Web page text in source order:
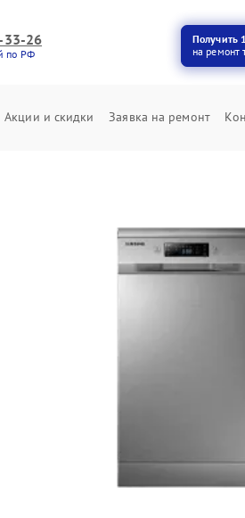
33-26
по РФ
Получить
на ремонт
Акции и скидки Заявка на ремонт